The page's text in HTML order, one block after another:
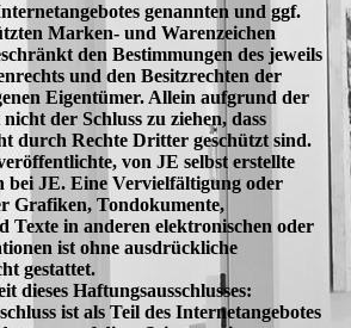
genannten und ggf.
Marken- und Warenzeichen
den Bestimmungen des jeweils
und den Besitzrechten der
Eigentümer. Allein aufgrund der
der Schluss zu ziehen, dass
durch Rechte Dritter geschützt sind.
von JE selbst erstellte
bei JE. Eine Vervielfältigung oder
Grafiken, Tondokumente,
Texte in anderen elektronischen oder
ist ohne ausdrückliche
gestattet.
dieses Haftungsausschlusses:
ist als Teil des Internetangebotes